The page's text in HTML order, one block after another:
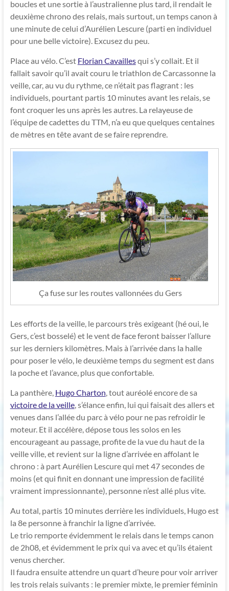
boucles et une sortie à l’australienne plus tard, il rendait le
deuxième chrono des relais, mais surtout, un temps canon à
une minute de celui d’Aurélien Lescure (parti en individuel
pour une belle victoire). Excusez du peu.
Place au vélo. C’est Florian Cavaillesqui s’y collait. Et il
fallait savoir qu’il avait couru le triathlon de Carcassonne la
veille, car, au vu du rythme, ce n’était pas flagrant : les
individuels, pourtant partis 10 minutes avant les relais, se
font croquer les uns après les autres. La relayeuse de
l’équipe de cadettes du TTM, n’a eu que quelques centaines
de mètres en tête avant de se faire reprendre.
Ça fuse sur les routes vallonnées du Gers
Les efforts de la veille, le parcours très exigeant (hé oui, le
Gers, c’est bosselé) et le vent de face feront baisser l’allure
sur les derniers kilomètres. Mais à l’arrivée dans la halle
pour poser le vélo, le deuxième temps du segment est dans
la poche et l’avance, plus que confortable.
La panthère, Hugo Charton, tout auréolé encore de sa
victoire de la veille, s’élance enfin, lui qui faisait des allers et
venues dans l’allée du parc à vélo pour ne pas refroidir le
moteur. Et il accélère, dépose tous les solos en les
encourageant au passage, profite de la vue du haut de la
veille ville, et revient sur la ligne d’arrivée en affolant le
chrono : à part Aurélien Lescure qui met 47 secondes de
moins (et qui finit en donnant une impression de facilité
vraiment impressionnante), personne n’est allé plus vite.
Au total, partis 10 minutes derrière les individuels, Hugo est
la 8e personne à franchir la ligne d’arrivée.
Le trio remporte évidemment le relais dans le temps canon
de 2h08, et évidemment le prix qui va avec et qu’ils étaient
venus chercher.
Il faudra ensuite attendre un quart d’heure pour voir arriver
les trois relais suivants : le premier mixte, le premier féminin